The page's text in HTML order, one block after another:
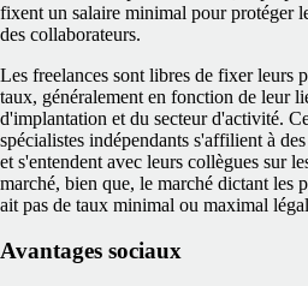
fixent un salaire minimal pour protéger
des collaborateurs.
Les freelances sont libres de fixer leurs
taux, généralement en fonction de leur
d'implantation et du secteur d'activité.
spécialistes indépendants s'affilient à
et s'entendent avec leurs collègues sur
marché, bien que, le marché dictant les
ait pas de taux minimal ou maximal
Avantages sociaux